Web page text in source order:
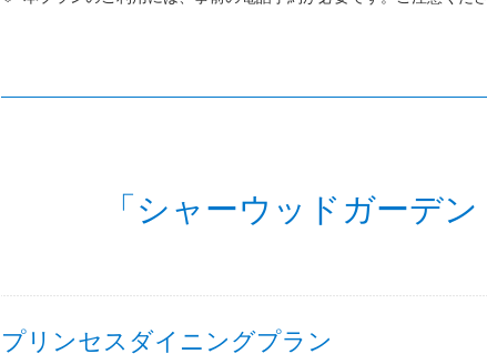
「シャーウッドガーデ
プリンセスダイニングプラン